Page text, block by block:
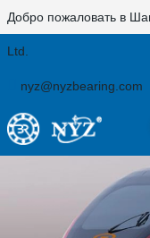
Добро пожаловать в
Ltd.
nyz@nyzbearing.com